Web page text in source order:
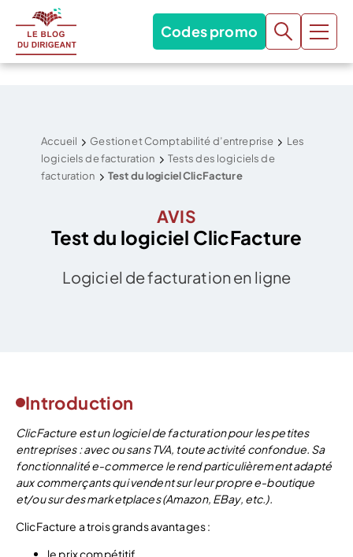
Codes promo
Accueil Gestion et Comptabilité d’entreprise
Les
logiciels de facturation
Tests des logiciels de
facturation
Test du logiciel ClicFacture
AVIS
Test du logiciel ClicFacture
Logiciel de facturation en ligne
Introduction
ClicFacture est unlogiciel de facturationpour les petites
entreprises : avec ou sans TVA, toute activité confondue. Sa
fonctionnalité e-commerce le rend particulièrement adapté
aux commerçants qui vendent sur leur propre e-boutique
et/ou sur des marketplaces (Amazon, EBay, etc.).
ClicFacture a trois grands avantages :
le prix compétitif